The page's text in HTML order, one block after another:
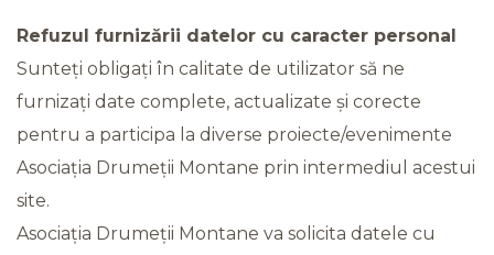
Refuzul furnizării datelor cu caracter personal
Sunteți obligați în calitate de utilizator să ne
furnizați date complete, actualizate și corecte
pentru a participa la diverse proiecte/evenimente
Asociația Drumeții Montane prin intermediul acestui
site.
Asociația Drumeții Montane va solicita datele cu